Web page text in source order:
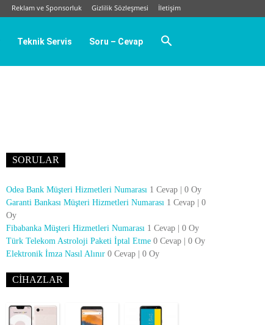
Reklam ve Sponsorluk Gizlilik Sözleşmesi İletişim
Teknik Servis Soru – Cevap
SORULAR
Odea Bank Müşteri Hizmetleri Numarası 1 Cevap
0 Oy
Garanti Bankası Müşteri Hizmetleri Numarası 1 Cevap
0
Oy
Fibabanka Müşteri Hizmetleri Numarası 1 Cevap
0 Oy
Türk Telekom Astroloji Paketi İptal Etme 0 Cevap
0 Oy
Elektronik İmza Nasıl Alınır 0 Cevap 0 Oy
CIHAZLAR